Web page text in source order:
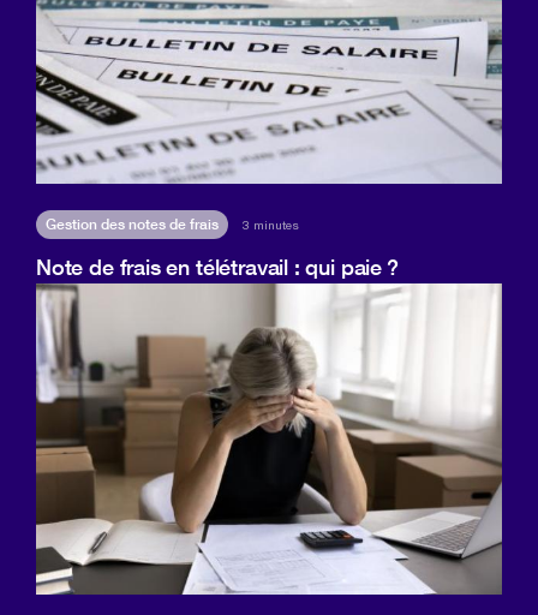
Gestion des notes de frais 3 minutes
Note de frais en télétravail : qui paie ?